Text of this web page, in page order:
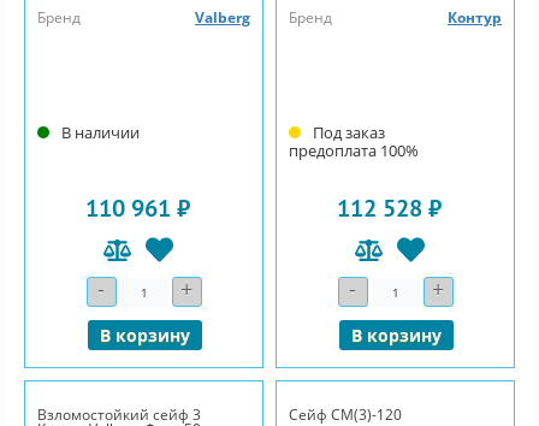
Бренд Valberg
В наличии
110 961 ₽
- Количество+
В корзину
Бренд Контур
Под заказ
предоплата 100%
112 528 ₽
- Количество+
В корзину
Взломостойкий сейф 3 Сейф СМ(3)-120